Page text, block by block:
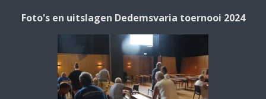
Foto's en uitslagen Dedemsvaria toernooi 2024